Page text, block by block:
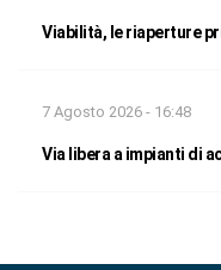
Viabilità, le riaperture
7 Agosto 2026 - 16:48
Via libera a impianti di